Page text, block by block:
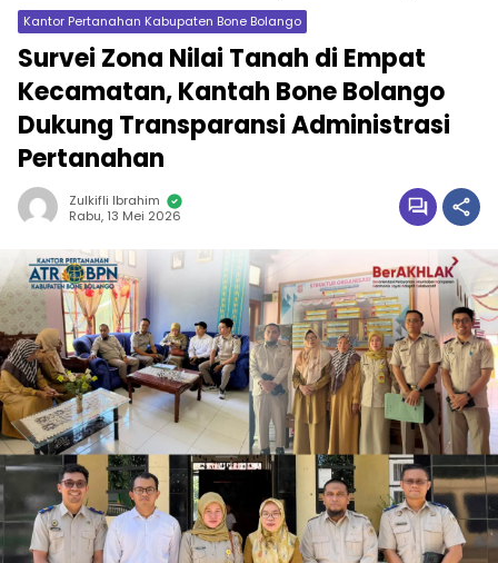
Kantor Pertanahan Kabupaten Bone Bolango
Survei Zona Nilai Tanah di Empat
Kecamatan, Kantah Bone Bolango
Dukung Transparansi Administrasi
Pertanahan
Zulkifli Ibrahim
Rabu, 13 Mei 2026